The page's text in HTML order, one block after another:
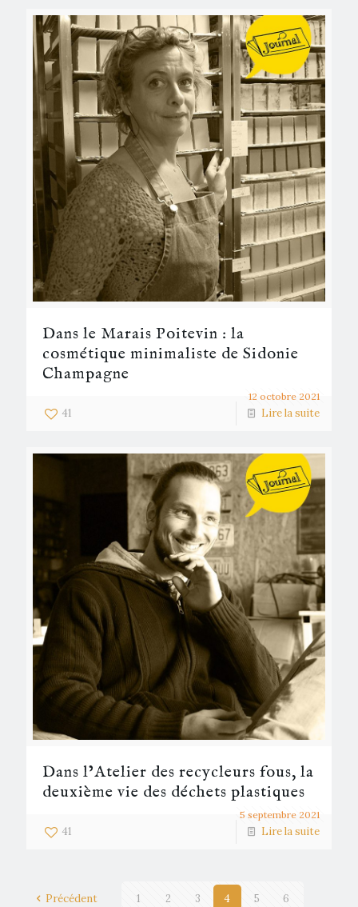
12 octobre 2021
Dans le Marais Poitevin : la
cosmétique minimaliste de Sidonie
Champagne
41 Lire la suite
5 septembre 2021
Dans l’Atelier des recycleurs fous, la
deuxième vie des déchets plastiques
41 Lire la suite
Précédent 1 2 3 4 5 6